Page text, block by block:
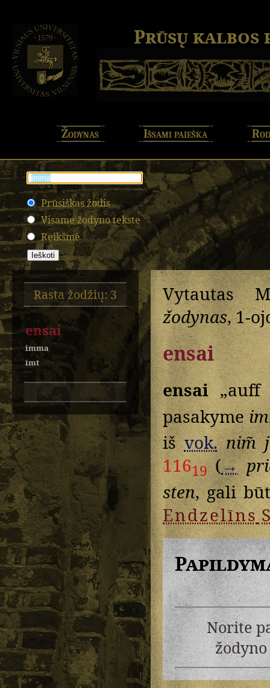
Prūsų kalbos
Žodynas Išsami paieška
Prūsiškas žodis
Visame žodyno tekste
Reikšmė
Rasta žodžių: 3
ensai
imma
īmt
Vytautas
žodynas, 1-
ensai
ensai„auff
pasakyme
išvok. nim̃
11619(→
sten, gali
Endzelīns
Norite